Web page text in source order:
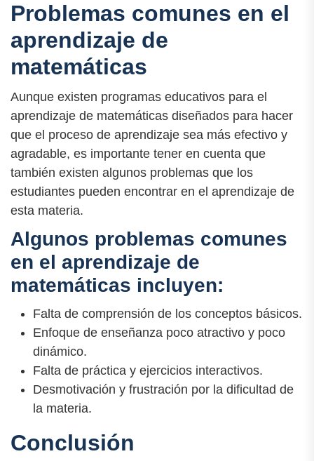
Problemas comunes en el
aprendizaje de
matemáticas
Aunque existen programas educativos para el
aprendizaje de matemáticas diseñados para hacer
que el proceso de aprendizaje sea más efectivo y
agradable, es importante tener en cuenta que
también existen algunos problemas que los
estudiantes pueden encontrar en el aprendizaje de
esta materia.
Algunos problemas comunes
en el aprendizaje de
matemáticas incluyen:
Falta de comprensión de los conceptos básicos.
Enfoque de enseñanza poco atractivo y poco
dinámico.
Falta de práctica y ejercicios interactivos.
Desmotivación y frustración por la dificultad de
la materia.
Conclusión